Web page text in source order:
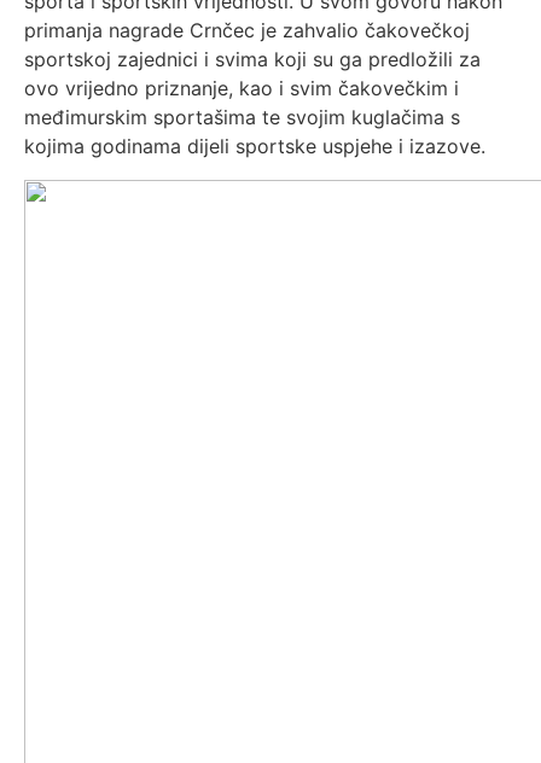
primanja nagrade Crnčec je zahvalio čakovečkoj
sportskoj zajednici i svima koji su ga predložili za
ovo vrijedno priznanje, kao i svim čakovečkim i
međimurskim sportašima te svojim kuglačima s
kojima godinama dijeli sportske uspjehe i izazove.